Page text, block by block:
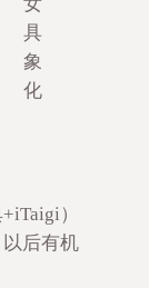
具
象
化
）
后有机